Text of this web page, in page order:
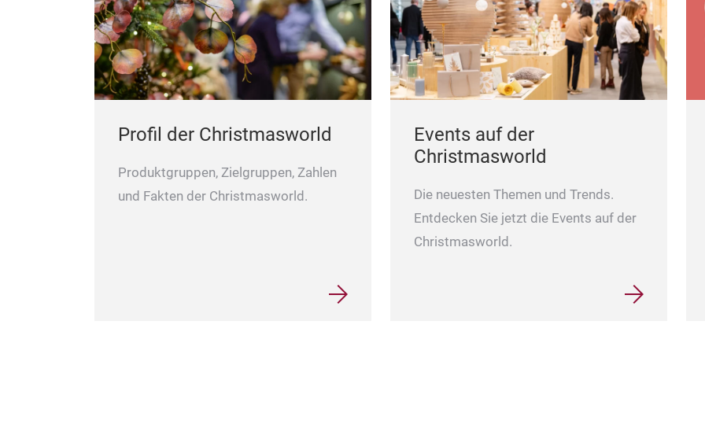
Profil der Christmasworld
Produktgruppen, Zielgruppen, Zahlen
und Fakten der Christmasworld.
Events auf der
Christmasworld
Die neuesten Themen und Trends.
Entdecken Sie jetzt die Events auf der
Christmasworld.